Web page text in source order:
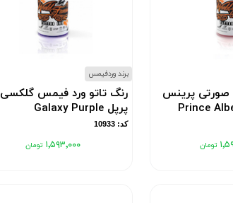
پرینس
برند وردفیمس
رنگ تاتو ورد فیمس گلکسی
پرپل Galaxy Purple
کد: 10933
۱٬۵۹۳٬۰۰۰